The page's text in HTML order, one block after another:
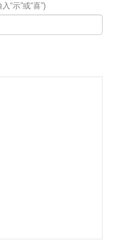
“示”或“喜”)